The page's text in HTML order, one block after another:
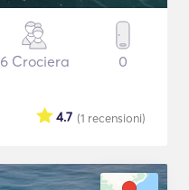
6 Crociera 0
(1 recensioni)
4.7